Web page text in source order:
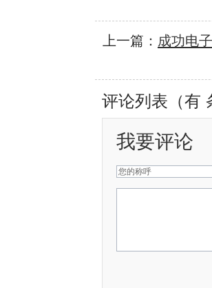
上一篇： 成功电
评论列表（有
我要评论